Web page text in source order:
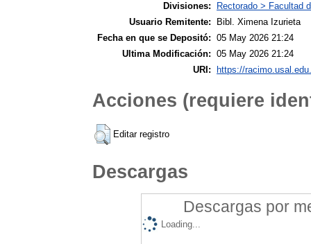
Divisiones:
Rectorado > Facultad
Usuario Remitente:
Bibl. Ximena Izurieta
Fecha en que se Depositó: 05 May 2026 21:24
Ultima Modificación: 05 May 2026 21:24
URI:
https://
Acciones (requiere
Editar registro
Descargas
Descargas por
Loading...